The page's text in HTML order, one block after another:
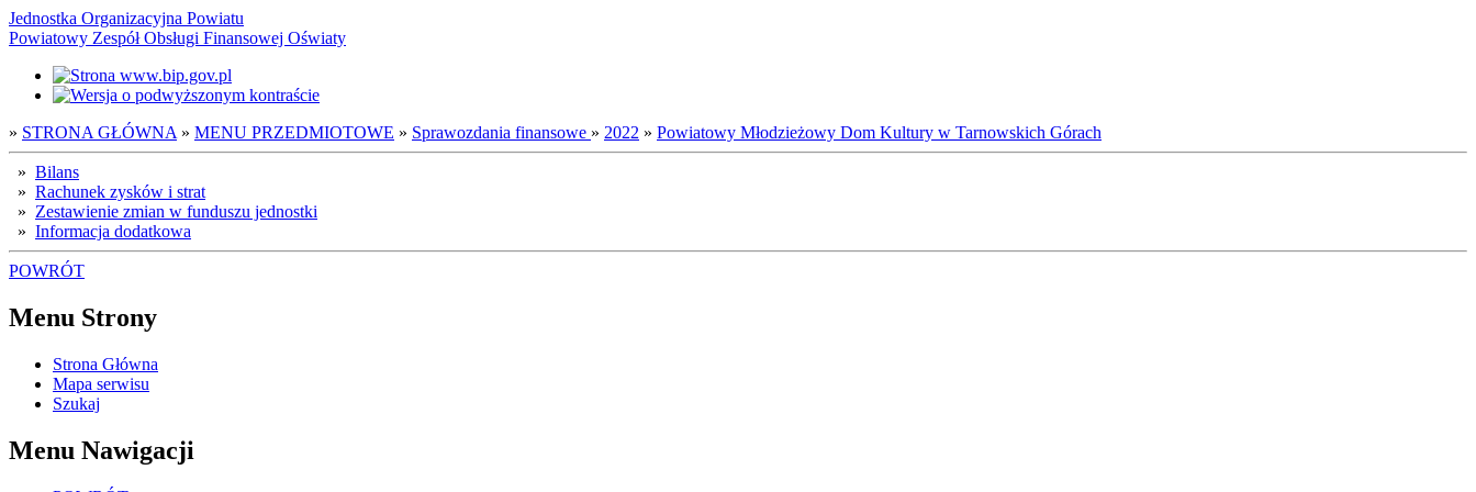
Jednostka Organizacyjna Powiatu
Powiatowy Zespół Obsługi Finansowej Oświaty
» STRONA GŁÓWNA » MENU PRZEDMIOTOWE » Sprawozdania finansowe » 2022 » Powiatowy Młodzieżowy Dom Kultury w Tarnowskich Górach
» Bilans
» Rachunek zysków i strat
» Zestawienie zmian w funduszu jednostki
» Informacja dodatkowa
POWRÓT
Menu Strony
Strona Główna
Mapa serwisu
Szukaj
Menu Nawigacji